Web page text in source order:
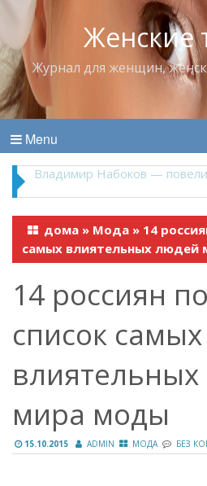
Женские
Журнал для женщин,
Menu
Владимир Набоков —
дома » Мода » 14
самых влиятельных людей
14 россиян
список самых
мира моды
15.10.2015 ADMIN МОДА БЕЗ